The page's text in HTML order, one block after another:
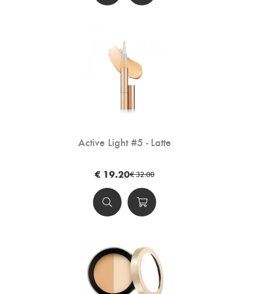
Active Light #5 - Latte
€ 19.20€ 32.00